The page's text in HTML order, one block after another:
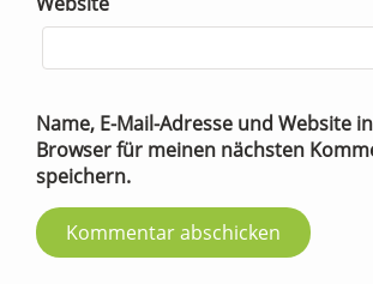
Name, E-Mail-Adresse und Website
Browser für meinen nächsten
speichern.